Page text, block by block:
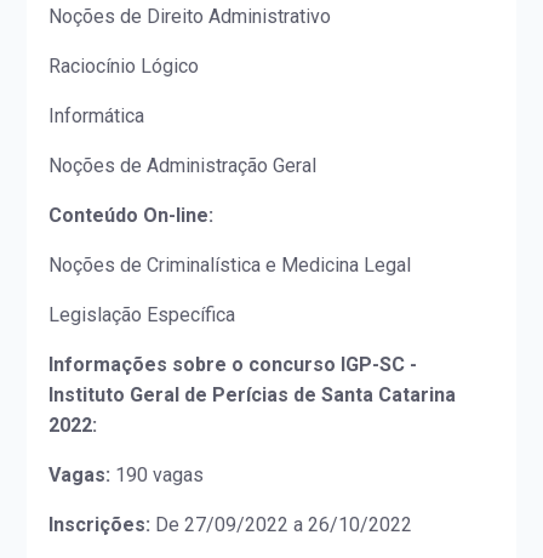
Noções de Direito Administrativo
Raciocínio Lógico
Informática
Noções de Administração Geral
Conteúdo On-line:
Noções de Criminalística e Medicina Legal
Legislação Específica
Informações sobre o concurso IGP-SC -
Instituto Geral de Perícias de Santa Catarina
2022:
Vagas: 190 vagas
Inscrições: De 27/09/2022 a 26/10/2022